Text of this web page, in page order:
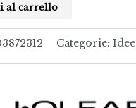
al carrello
Categorie: